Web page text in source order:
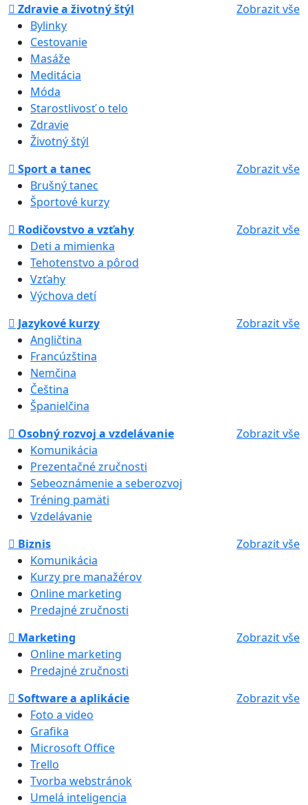
Zdravie a životný štýl
Zobrazit vše
Bylinky
Cestovanie
Masáže
Meditácia
Móda
Starostlivosť o telo
Zdravie
Životný štýl
Sport a tanec
Zobrazit vše
Brušný tanec
Športové kurzy
Rodičovstvo a vzťahy
Zobrazit vše
Deti a mimienka
Tehotenstvo a pôrod
Vzťahy
Výchova detí
Jazykové kurzy
Zobrazit vše
Angličtina
Francúzština
Nemčina
Čeština
Španielčina
Osobný rozvoj a vzdelávanie
Zobrazit vše
Komunikácia
Prezentačné zručnosti
Sebeoznámenie a seberozvoj
Tréning pamäti
Vzdelávanie
Biznis
Zobrazit vše
Komunikácia
Kurzy pre manažérov
Online marketing
Predajné zručnosti
Marketing
Zobrazit vše
Online marketing
Predajné zručnosti
Software a aplikácie
Zobrazit vše
Foto a video
Grafika
Microsoft Office
Trello
Tvorba webstránok
Umelá inteligencia